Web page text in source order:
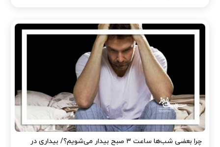
چرا بعضی شب‌ها ساعت ۳ صبح بیدار می‌شویم؟/ بیداری در